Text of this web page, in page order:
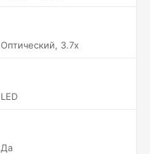
Оптический, 3.7x
LED
Да